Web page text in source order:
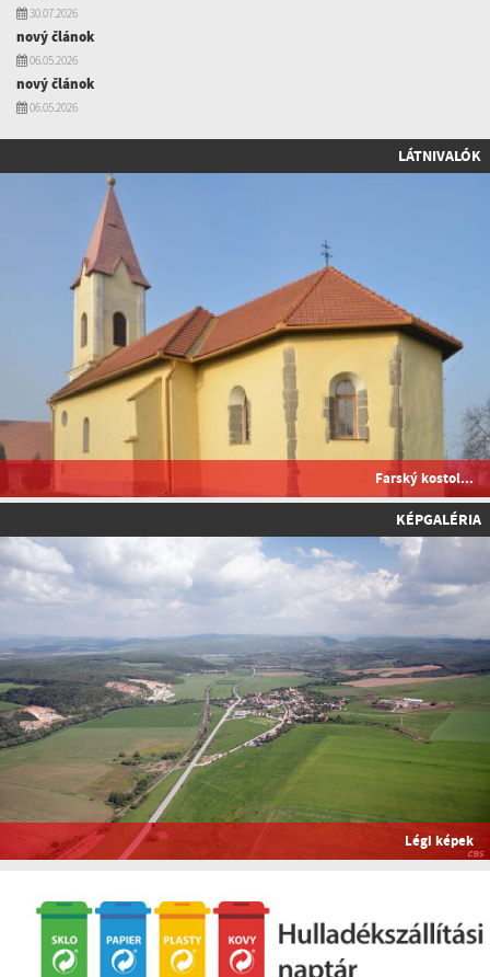
30.07.2026
nový článok
06.05.2026
nový článok
06.05.2026
LÁTNIVALÓK
Farský kostol...
KÉPGALÉRIA
Légi képek